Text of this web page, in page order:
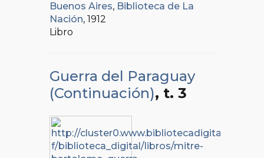
Buenos Aires, Biblioteca de La
Nación, 1912
Libro
Guerra del Paraguay
(Continuación), t. 3